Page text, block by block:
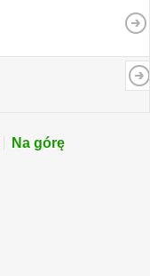
Na górę